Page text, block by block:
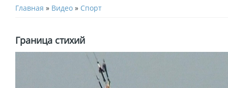
Главная » Видео » Спорт
Граница стихий